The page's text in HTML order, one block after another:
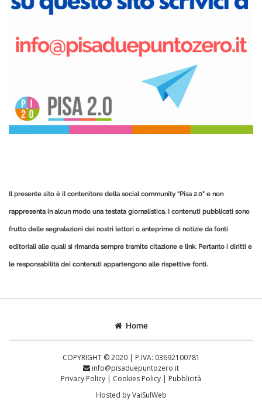
Il presente sito è il contenitore della social community “Pisa 2.0” e non
rappresenta in alcun modo una testata giornalistica. I contenuti pubblicati sono
frutto delle segnalazioni dei nostri lettori o anteprime di notizie da fonti
editoriali alle quali si rimanda sempre tramite citazione e link. Pertanto i diritti e
le responsabilità dei contenuti appartengono alle rispettive fonti.
Home
COPYRIGHT © 2020 | P.IVA: 03692100781
info@pisaduepuntozero.it
Privacy Policy | Cookies Policy | Pubblicità
Hosted byVaiSulWeb